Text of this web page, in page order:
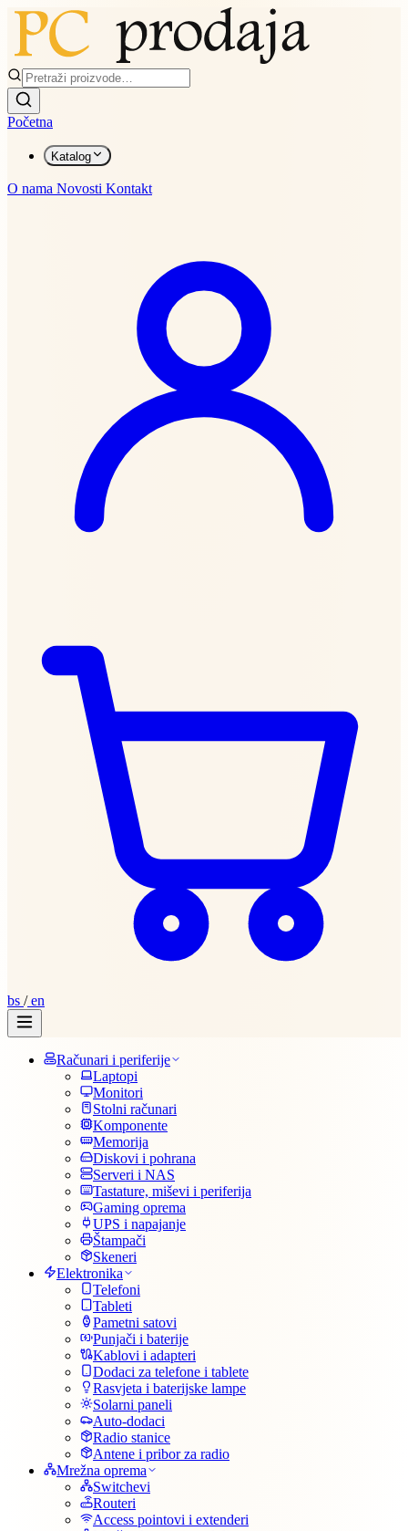
Početna
Katalog
O nama Novosti Kontakt
bs /en
Računari i periferije
Laptopi
Monitori
Stolni računari
Komponente
Memorija
Diskovi i pohrana
Serveri i NAS
Tastature, miševi i periferija
Gaming oprema
UPS i napajanje
Štampači
Skeneri
Elektronika
Telefoni
Tableti
Pametni satovi
Punjači i baterije
Kablovi i adapteri
Dodaci za telefone i tablete
Rasvjeta i baterijske lampe
Solarni paneli
Auto-dodaci
Radio stanice
Antene i pribor za radio
Mrežna oprema
Switchevi
Routeri
Access pointovi i extenderi